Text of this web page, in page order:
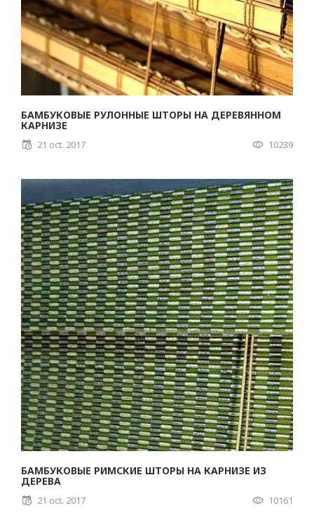
БАМБУКОВЫЕ РУЛОННЫЕ ШТОРЫ НА ДЕРЕВЯННОМ
КАРНИЗЕ
21 oct. 2017 10239
БАМБУКОВЫЕ РИМСКИЕ ШТОРЫ НА КАРНИЗЕ ИЗ
ДЕРЕВА
21 oct. 2017 10161